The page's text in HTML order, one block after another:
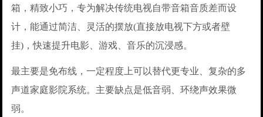
箱，精致小巧，专为解决传统电视自带音箱音质差而设
计，能通过简洁、灵活的摆放(直接放电视下方或者壁
挂)，快速提升电影、游戏、音乐的沉浸感。
最主要是免布线，一定程度上可以替代更专业、复杂的多
声道家庭影院系统。主要缺点是低音弱、环绕声效果微
弱。